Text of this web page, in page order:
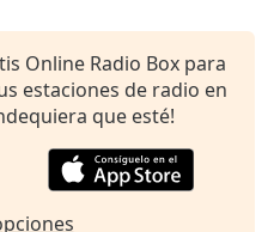
Online Radio Box para
estaciones de radio en
que esté!